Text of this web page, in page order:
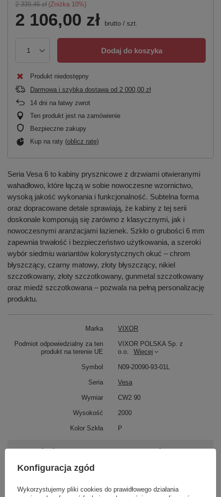
2 339,46 zł (Zniżka 10%)
2 106,00 zł brutto / szt.
Dodaj do koszyka
Produkt niedostępny
Darmowa i szybka dostawa od 2 000,00 zł
14 dni na łatwy zwrot
Ten produkt jest na zamówienie
Bezpieczne zakupy
Kup na raty (oblicz ratę)
Seria Vesa 6 to kabiny prysznicowe z drzwiami otwieranymi
wahadłowo, które łączą w sobie nowoczesne wzornictwo,
wysoką jakość wykonania i funkcjonalność. Subtelna forma
oraz dopracowane detale sprawiają, że kabiny z tej serii
doskonale komponują się zarówno z klasycznymi, jak i
nowoczesnymi aranżacjami łazienek. Szkło o grubości 6 mm
zapewnia trwałość i bezpieczeństwo użytkowania, a szeroki
wybór siedmiu wariantów kolorystycznych okuć – chrom
błyszczący, czarny matowy, złoty błyszczący, nikiel
szczotkowany, złoty szczotkowany, gunmetal szczotkowany
oraz miedź szczotkowana – pozwala na pełną personalizację
produktu.
Marka VIXOR
Podmiot odpowiedzialny za ten
produkt na terenie UE
VIXOR POLSKA Sp. z
o.o.
Więcej
Symbol N09-20090-93-01L
Seria Vesa
Wymiar CW2 90
Wysokość 2000
Kolor Szkła P
Potrzebujesz pomocy? Masz pytania?
Zadaj pytanie a my odpowiemy niezwłocznie,
najciekawsze pytania i odpowiedzi publikując
Konfiguracja zgód
Wykorzystujemy pliki cookies do prawidłowego działania